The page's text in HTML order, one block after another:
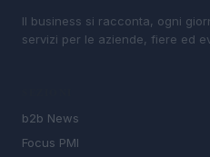
Il business si racconta, ogni
servizi per le aziende, fiere ed
b2b News
Focus PMI